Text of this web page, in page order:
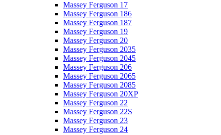
Massey Ferguson 17
Massey Ferguson 186
Massey Ferguson 187
Massey Ferguson 19
Massey Ferguson 20
Massey Ferguson 2035
Massey Ferguson 2045
Massey Ferguson 206
Massey Ferguson 2065
Massey Ferguson 2085
Massey Ferguson 20XP
Massey Ferguson 22
Massey Ferguson 22S
Massey Ferguson 23
Massey Ferguson 24